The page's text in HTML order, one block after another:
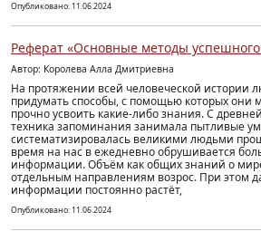
Опубликовано: 11.06.2024
Реферат «Основные методы
Автор: Королева Алла Дмитриевна
На протяжении всей человеческой истории
придумать способы, с помощью которых они
прочно усвоить какие-либо знания. С
техника запоминания занимала пытливые
систематизировалась великими людьми
время на нас в ежедневно обрушивается
информации. Объём как общих знаний о
отдельным направлениям возрос. При этом
информации постоянно растёт,
Опубликовано: 11.06.2024